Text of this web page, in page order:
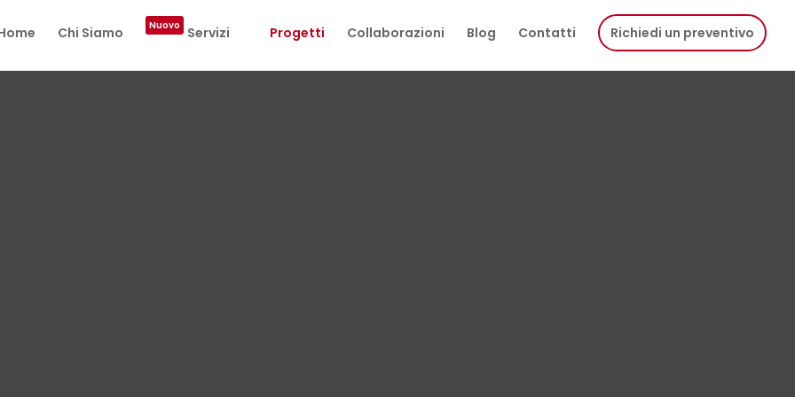
Chi Siamo Nuovo Servizi Progetti Collaborazioni Blog Contatti Richiedi un preventivo